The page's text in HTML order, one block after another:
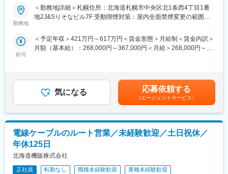
て仕事を進める社風です。
新車・中古車の輸送（陸送/海運）業務を展開する企業として2011
年に設立されました。国土交通省の許認可が必要な事業であり、
ルでサポートする商品車輸送をはじめ、「登録代行」「車両廃
車・解体」など、新車・中古車 輸送関連業務の総合ソリューショ
変更の範囲：会社の定める業務
◎フレックス等柔軟に活用でき働きやすい環境
からの増員募集です。
高層ビル、マンション、都市再開発、トンネル、高速道路など、
■業務内容：
大手から地場までのゼネコン・ハウスメーカーを対象に、生コン
クリートやコンクリート二次製品の製造に使用される原料セメン
トおよび建設資材を提供する法人営業を担当していただきます。
◇既存顧客（ゼネコンや建設現場等）へのご提案、手配、納入等
がメインです。
◇大規模な建設プロジェクトは2～3年長期的な視点が必要なた
め、顧客にしっかり寄り添うことができる営業スタイルです。個
人ノルマは設定せず、チームで取り組みます。
勤務地
＜勤務地詳細＞札幌住所：北海道札幌市中央区北1条西4丁目1番
地2J&Sりそなビル7F 受動喫煙対策：屋内全面禁煙変更の範囲：
給与
＜予定年収＞421万円～617万円＜賃金形態＞月給制＜賃金内訳＞
月額（基本給）：268,000円～367,000円＜月給＞268,000円～
に応じて変動する賞与が別途支給されます。賃金はあくまでも目
安の金額であり、選考を通じて上下する可能性があります。月給
(月額)は固定手当を含めた表記です。
気になる 応募依頼する
（エージェントサービス）
電線ケーブルのルート営業／未経験歓迎／土日祝休／
年休125日
北海道機販株式会社
正社員 転勤なし 職種未経験歓迎 業種未経験歓迎